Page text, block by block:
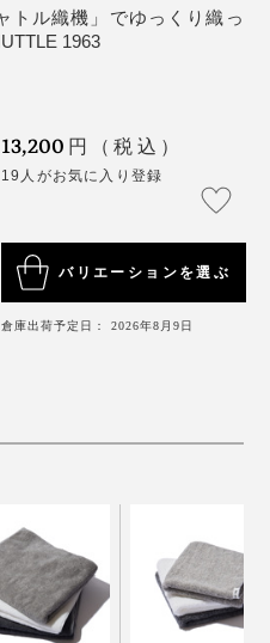
ていますが、タオルの倍以
水性抜群。家族で使っても
快適に使えます。
じっくり時間をかけて洗
以内に沈むかを見る吸水性のチェック
。全12の項目からなる厳しい品質基準
しません。
が、アートを購入すること
トル織機」でゆっくり織っ
1963
13,200 円（税込）
19人がお気に入り登録
バリエーションを選ぶ
倉庫出荷予定日： 2026年8月9日